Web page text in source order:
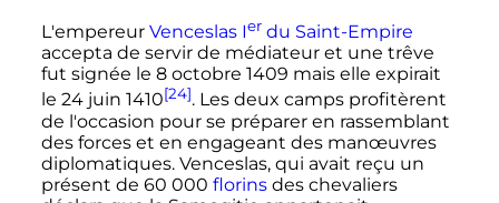
L'empereur Venceslas Ier du Saint-Empire
accepta de servir de médiateur et une trêve
fut signée le 8 octobre 1409 mais elle expirait
le 24 juin 1410[24]. Les deux camps profitèrent
de l'occasion pour se préparer en rassemblant
des forces et en engageant des manœuvres
diplomatiques. Venceslas, qui avait reçu un
présent de 60 000 florinsdes chevaliers